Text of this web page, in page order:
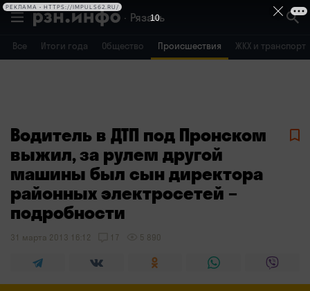
Рязань
Все Итоги года Общество Происшествия ЖКХ и транспорт
Воронеж Брянск
Водитель в ДТП под Пронском
выжил, за рулем другой
машины был сын директора
районных электросетей –
подробности
31 марта 2013 16:12 17 5 890
10
РЕКЛАМА • HTTPS://IMPULS62.RU/